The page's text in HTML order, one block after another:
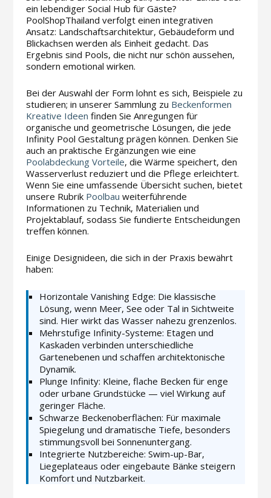
ein lebendiger Social Hub für Gäste?
PoolShopThailand verfolgt einen integrativen
Ansatz: Landschaftsarchitektur, Gebäudeform und
Blickachsen werden als Einheit gedacht. Das
Ergebnis sind Pools, die nicht nur schön aussehen,
sondern emotional wirken.
Bei der Auswahl der Form lohnt es sich, Beispiele zu
studieren; in unserer Sammlung zu Beckenformen
Kreative Ideen finden Sie Anregungen für
organische und geometrische Lösungen, die jede
Infinity Pool Gestaltung prägen können. Denken Sie
auch an praktische Ergänzungen wie eine
Poolabdeckung Vorteile, die Wärme speichert, den
Wasserverlust reduziert und die Pflege erleichtert.
Wenn Sie eine umfassende Übersicht suchen, bietet
unsere Rubrik Poolbau weiterführende
Informationen zu Technik, Materialien und
Projektablauf, sodass Sie fundierte Entscheidungen
treffen können.
Einige Designideen, die sich in der Praxis bewährt
haben:
Horizontale Vanishing Edge: Die klassische
Lösung, wenn Meer, See oder Tal in Sichtweite
sind. Hier wirkt das Wasser nahezu grenzenlos.
Mehrstufige Infinity-Systeme: Etagen und
Kaskaden verbinden unterschiedliche
Gartenebenen und schaffen architektonische
Dynamik.
Plunge Infinity: Kleine, flache Becken für enge
oder urbane Grundstücke — viel Wirkung auf
geringer Fläche.
Schwarze Beckenoberflächen: Für maximale
Spiegelung und dramatische Tiefe, besonders
stimmungsvoll bei Sonnenuntergang.
Integrierte Nutzbereiche: Swim-up-Bar,
Liegeplateaus oder eingebaute Bänke steigern
Komfort und Nutzbarkeit.